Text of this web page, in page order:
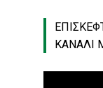
ΚΑΝΑΛΙ